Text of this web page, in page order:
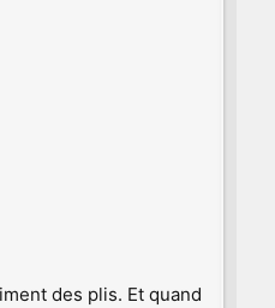
des plis. Et quand